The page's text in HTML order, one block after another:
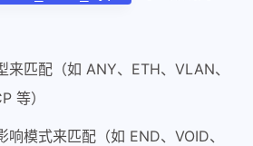
来匹配（如 ANY、ETH、VLAN、
等）
响模式来匹配（如 END、VOID、